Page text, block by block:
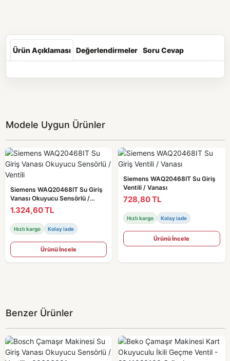
Ürün Açıklaması Değerlendirmeler Soru Cevap
Modele Uygun Ürünler
Siemens WAQ20468IT Su Giriş
Vanası Okuyucu Sensörlü /
Ventili
1.324,60 TL
Hızlı kargo Kolay iade
Ürünü İncele
Siemens WAQ20468IT Su Giriş
Ventili / Vanası
728,80 TL
Hızlı kargo Kolay iade
Ürünü İncele
Benzer Ürünler